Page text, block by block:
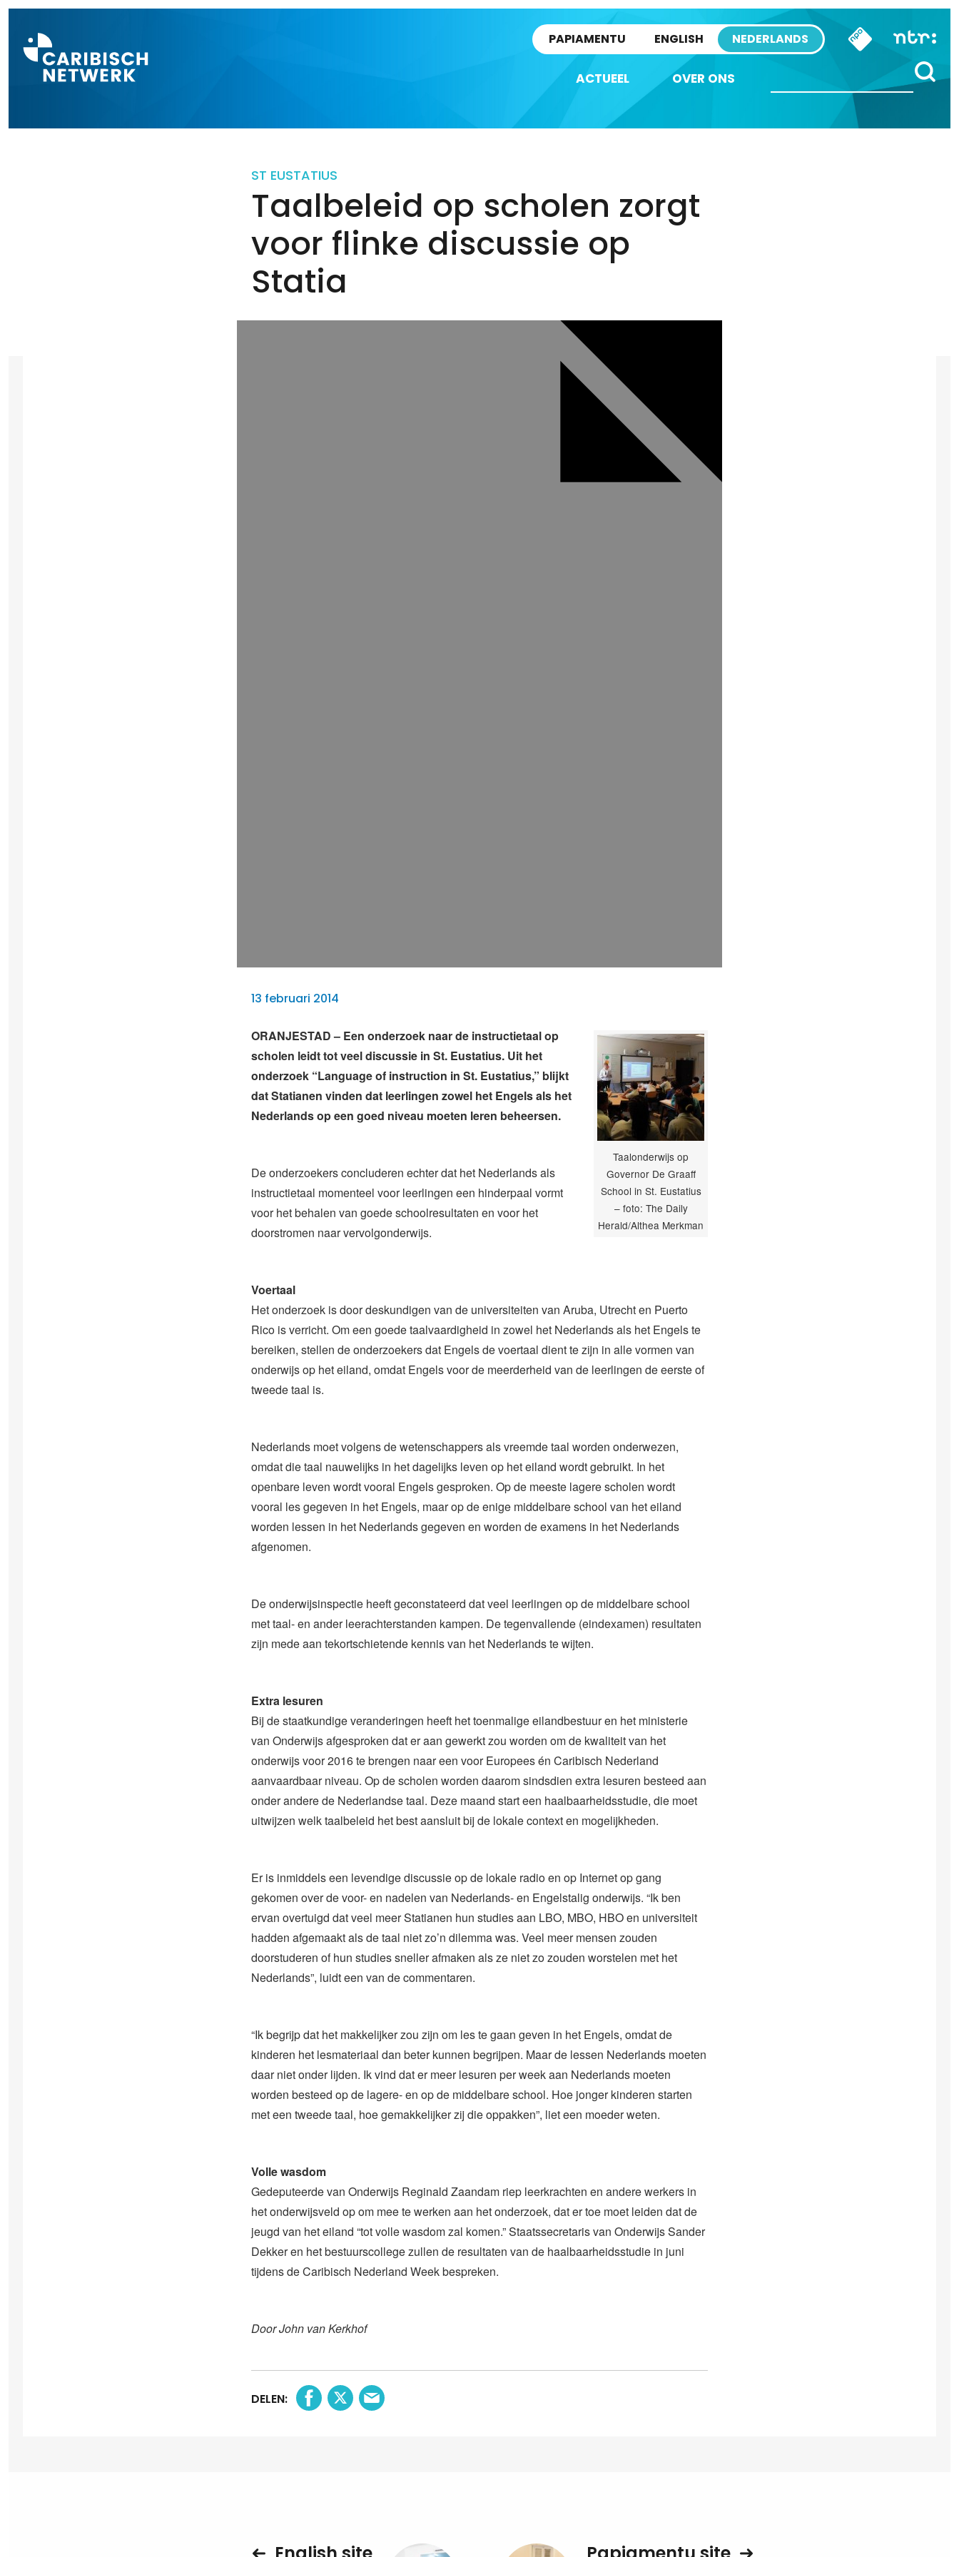
PAPIAMENTU ENGLISH NEDERLANDS
ACTUEEL OVER ONS
ST EUSTATIUS
Taalbeleid op scholen zorgt
voor flinke discussie op
Statia
13 februari 2014
Taalonderwijs op
Governor De Graaff
School in St. Eustatius
– foto: The Daily
Herald/Althea Merkman
ORANJESTAD – Een onderzoek naar de instructietaal op
scholen leidt tot veel discussie in St. Eustatius. Uit het
onderzoek “Language of instruction in St. Eustatius,” blijkt
dat Statianen vinden dat leerlingen zowel het Engels als het
Nederlands op een goed niveau moeten leren beheersen.
De onderzoekers concluderen echter dat het Nederlands als
instructietaal momenteel voor leerlingen een hinderpaal vormt
voor het behalen van goede schoolresultaten en voor het
doorstromen naar vervolgonderwijs.
Voertaal
Het onderzoek is door deskundigen van de universiteiten van Aruba, Utrecht en Puerto
Rico is verricht. Om een goede taalvaardigheid in zowel het Nederlands als het Engels te
bereiken, stellen de onderzoekers dat Engels de voertaal dient te zijn in alle vormen van
onderwijs op het eiland, omdat Engels voor de meerderheid van de leerlingen de eerste of
tweede taal is.
Nederlands moet volgens de wetenschappers als vreemde taal worden onderwezen,
omdat die taal nauwelijks in het dagelijks leven op het eiland wordt gebruikt. In het
openbare leven wordt vooral Engels gesproken. Op de meeste lagere scholen wordt
vooral les gegeven in het Engels, maar op de enige middelbare school van het eiland
worden lessen in het Nederlands gegeven en worden de examens in het Nederlands
afgenomen.
De onderwijsinspectie heeft geconstateerd dat veel leerlingen op de middelbare school
met taal- en ander leerachterstanden kampen. De tegenvallende (eindexamen) resultaten
zijn mede aan tekortschietende kennis van het Nederlands te wijten.
Extra lesuren
Bij de staatkundige veranderingen heeft het toenmalige eilandbestuur en het ministerie
van Onderwijs afgesproken dat er aan gewerkt zou worden om de kwaliteit van het
onderwijs voor 2016 te brengen naar een voor Europees én Caribisch Nederland
aanvaardbaar niveau. Op de scholen worden daarom sindsdien extra lesuren besteed aan
onder andere de Nederlandse taal. Deze maand start een haalbaarheidsstudie, die moet
uitwijzen welk taalbeleid het best aansluit bij de lokale context en mogelijkheden.
Er is inmiddels een levendige discussie op de lokale radio en op Internet op gang
gekomen over de voor- en nadelen van Nederlands- en Engelstalig onderwijs. “Ik ben
ervan overtuigd dat veel meer Statianen hun studies aan LBO, MBO, HBO en universiteit
hadden afgemaakt als de taal niet zo’n dilemma was. Veel meer mensen zouden
doorstuderen of hun studies sneller afmaken als ze niet zo zouden worstelen met het
Nederlands”, luidt een van de commentaren.
“Ik begrijp dat het makkelijker zou zijn om les te gaan geven in het Engels, omdat de
kinderen het lesmateriaal dan beter kunnen begrijpen. Maar de lessen Nederlands moeten
daar niet onder lijden. Ik vind dat er meer lesuren per week aan Nederlands moeten
worden besteed op de lagere- en op de middelbare school. Hoe jonger kinderen starten
met een tweede taal, hoe gemakkelijker zij die oppakken”, liet een moeder weten.
Volle wasdom
Gedeputeerde van Onderwijs Reginald Zaandam riep leerkrachten en andere werkers in
het onderwijsveld op om mee te werken aan het onderzoek, dat er toe moet leiden dat de
jeugd van het eiland “tot volle wasdom zal komen.” Staatssecretaris van Onderwijs Sander
Dekker en het bestuurscollege zullen de resultaten van de haalbaarheidsstudie in juni
tijdens de Caribisch Nederland Week bespreken.
Door John van Kerkhof
DELEN: